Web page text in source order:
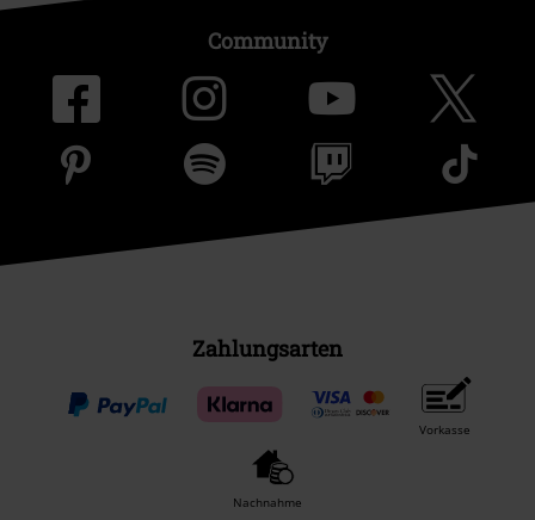
Community
Zahlungsarten
Vorkasse
Nachnahme